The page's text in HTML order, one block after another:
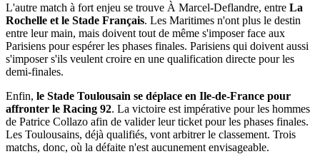
L'autre match à fort enjeu se trouve À Marcel-Deflandre, entre La
Rochelle et le Stade Français. Les Maritimes n'ont plus le destin
entre leur main, mais doivent tout de même s'imposer face aux
Parisiens pour espérer les phases finales. Parisiens qui doivent aussi
s'imposer s'ils veulent croire en une qualification directe pour les
demi-finales.
Enfin, le Stade Toulousain se déplace en Ile-de-France pour
affronter le Racing 92. La victoire est impérative pour les hommes
de Patrice Collazo afin de valider leur ticket pour les phases finales.
Les Toulousains, déjà qualifiés, vont arbitrer le classement. Trois
matchs, donc, où la défaite n'est aucunement envisageable.